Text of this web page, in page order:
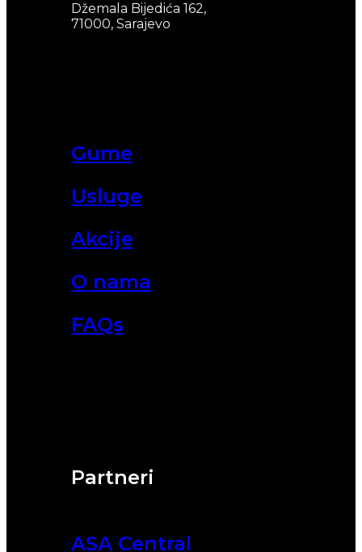
Partneri
ASA Central
Gume
Usluge
Akcije
O nama
FAQs
Džemala Bijedića 162,
71000, Sarajevo